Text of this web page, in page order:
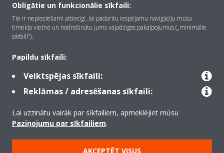
Par Daikin
Kontaktinformācija
Produkti
Obligātie un funkcionālie sīkfaili:
Tie ir nepieciešami attiecīgi, lai padarītu iespējamu navigāciju mūsu
tīmekļa vietnē un nodrošinātu jums vajadzīgos pakalpojumus („minimālie
sīkfaili”).
Papildu sīkfaili:
Veiktspējas sīkfaili:
Reklāmas / adresēšanas sīkfaili:
Lai uzzinātu vairāk par sīkfailiem, apmeklējiet mūsu
Paziņojumu par sīkfailiem.
AKCEPTĒT VISUS